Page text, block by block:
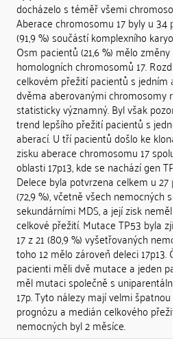
docházelo s téměř všemi
Aberace chromosomu 17 byly u 34
(91,9 %) součástí komplexního
Osm pacientů (21,6 %) mělo změny
homologních chromosomů 17. Rozdíl v
celkovém přežití pacientů s jedním a
dvěma aberovanými chromosomy
statisticky významný. Byl však
trend lepšího přežití pacientů s jednou
aberací. U tří pacientů došlo ke
zisku aberace chromosomu 17 spolu
oblasti 17p13, kde se nachází gen
Delece byla potvrzena celkem u 27
(72,9 %), včetně všech nemocných se
sekundárními MDS, a její zisk neměl
celkové přežití. Mutace TP53 byla
17 z 21 (80,9 %) vyšetřovaných
toho 12 mělo zároveň deleci 17p13.
pacienti měli dvě mutace a jeden
měl mutaci společně s uniparentální
17p. Tyto nálezy mají velmi špatnou
prognózu a medián celkového přežití
nemocných byl 2 měsíce.